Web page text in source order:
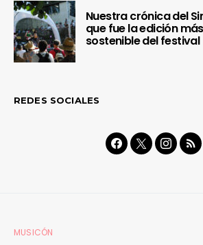
Nuestra crónica del
que fue la edición
sostenible del festival
REDES SOCIALES
MUSICÓN